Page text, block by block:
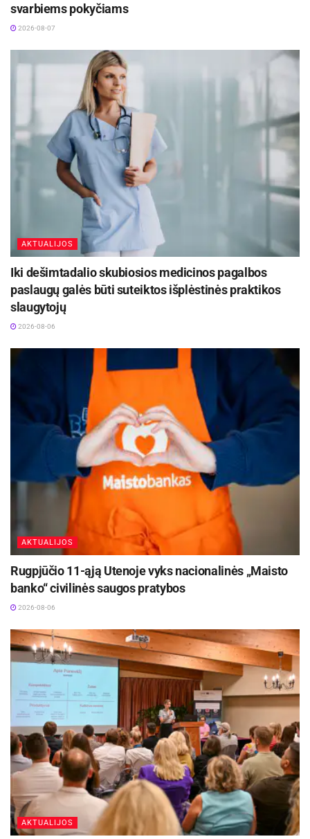
svarbiems pokyčiams
2026-08-07
AKTUALIJOS
Iki dešimtadalio skubiosios medicinos pagalbos
paslaugų galės būti suteiktos išplėstinės praktikos
slaugytojų
2026-08-06
AKTUALIJOS
Rugpjūčio 11-ąją Utenoje vyks nacionalinės „Maisto
banko“ civilinės saugos pratybos
2026-08-06
AKTUALIJOS